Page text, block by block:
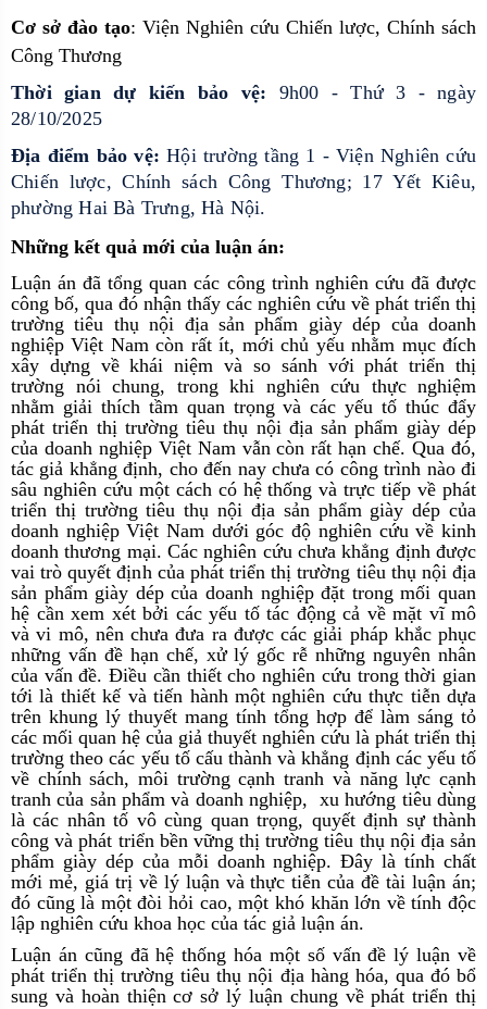
Cơ sở đào tạo: Viện Nghiên cứu Chiến lược, Chính sách
Công Thương
Thời gian dự kiến bảo vệ: 9h00 - Thứ 3 - ngày
28/10/2025
Địa điểm bảo vệ:Hội trường tầng 1 - Viện Nghiên cứu
Chiến lược, Chính sách Công Thương; 17 Yết Kiêu,
phường Hai Bà Trưng, Hà Nội.
Những kết quả mới của luận án:
Luận án đã tổng quan các công trình nghiên cứu đã được
công bố, qua đó nhận thấy các nghiên cứu về phát triển thị
trường tiêu thụ nội địa sản phẩm giày dép của doanh
nghiệp Việt Nam còn rất ít, mới chủ yếu nhằm mục đích
xây dựng về khái niệm và so sánh với phát triển thị
trường nói chung, trong khi nghiên cứu thực nghiệm
nhằm giải thích tầm quan trọng và các yếu tố thúc đẩy
phát triển thị trường tiêu thụ nội địa sản phẩm giày dép
của doanh nghiệp Việt Nam vẫn còn rất hạn chế. Qua đó,
tác giả khẳng định, cho đến nay chưa có công trình nào đi
sâu nghiên cứu một cách có hệ thống và trực tiếp về phát
triển thị trường tiêu thụ nội địa sản phẩm giày dép của
doanh nghiệp Việt Nam dưới góc độ nghiên cứu về kinh
doanh thương mại. Các nghiên cứu chưa khẳng định được
vai trò quyết định của phát triển thị trường tiêu thụ nội địa
sản phẩm giày dép của doanh nghiệp đặt trong mối quan
hệ cần xem xét bởi các yếu tố tác động cả về mặt vĩ mô
và vi mô, nên chưa đưa ra được các giải pháp khắc phục
những vấn đề hạn chế, xử lý gốc rễ những nguyên nhân
của vấn đề. Điều cần thiết cho nghiên cứu trong thời gian
tới là thiết kế và tiến hành một nghiên cứu thực tiễn dựa
trên khung lý thuyết mang tính tổng hợp để làm sáng tỏ
các mối quan hệ của giả thuyết nghiên cứu là phát triển thị
trường theo các yếu tố cấu thành và khẳng định các yếu tố
về chính sách, môi trường cạnh tranh và năng lực cạnh
tranh của sản phẩm và doanh nghiệp, xu hướng tiêu dùng
là các nhân tố vô cùng quan trọng, quyết định sự thành
công và phát triển bền vững thị trường tiêu thụ nội địa sản
phẩm giày dép của mỗi doanh nghiệp. Đây là tính chất
mới mẻ, giá trị về lý luận và thực tiễn của đề tài luận án;
đó cũng là một đòi hỏi cao, một khó khăn lớn về tính độc
lập nghiên cứu khoa học của tác giả luận án.
Luận án cũng đã hệ thống hóa một số vấn đề lý luận về
phát triển thị trường tiêu thụ nội địa hàng hóa, qua đó bổ
sung và hoàn thiện cơ sở lý luận chung về phát triển thị